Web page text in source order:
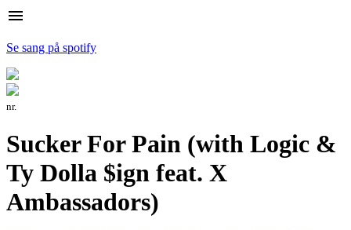
menu
Se sang på spotify
nr.
Sucker For Pain (with Logic &
Ty Dolla $ign feat. X
Ambassadors)